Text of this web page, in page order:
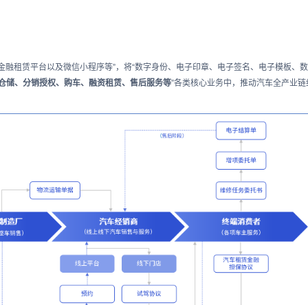
租赁平台以及微信小程序等”，将“数字身份、电子印章、电子签名、电子模板、数
储、分销授权、购车、融资租赁、售后服务等”各类核心业务中，推动汽车全产业链